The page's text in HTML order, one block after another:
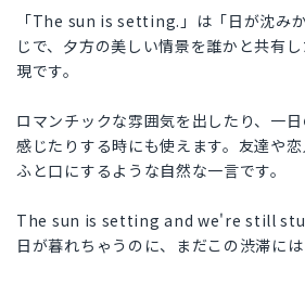
「The sun is setting.」は「日が沈み
じで、夕方の美しい情景を誰かと共有
現です。
ロマンチックな雰囲気を出したり、一
感じたりする時にも使えます。友達や恋
ふと口にするような自然な一言です。
The sun is setting and we're still
日が暮れちゃうのに、まだこの渋滞には